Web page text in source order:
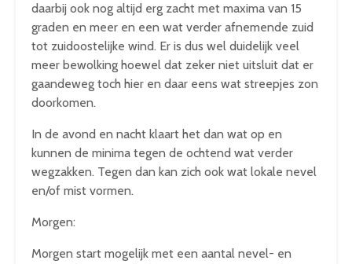
daarbij ook nog altijd erg zacht met maxima van 15
graden en meer en een wat verder afnemende zuid
tot zuidoostelijke wind. Er is dus wel duidelijk veel
meer bewolking hoewel dat zeker niet uitsluit dat er
gaandeweg toch hier en daar eens wat streepjes zon
doorkomen.
In de avond en nacht klaart het dan wat op en
kunnen de minima tegen de ochtend wat verder
wegzakken. Tegen dan kan zich ook wat lokale nevel
en/of mist vormen.
Morgen:
Morgen start mogelijk met een aantal nevel- en